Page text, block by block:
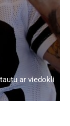
ar viedokli